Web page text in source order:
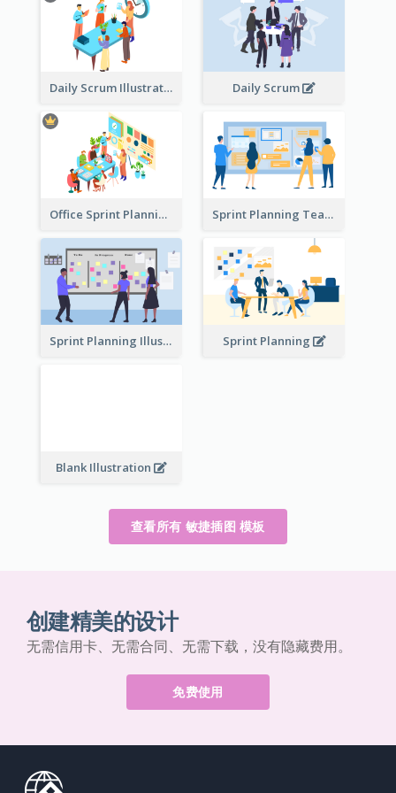
Daily Scrum Illustration Daily Scrum
Office Sprint Planning Sprint Planning Team
Sprint Planning Illustration Sprint Planning
Blank Illustration
查看所有 敏捷插图 模板
创建精美的设计
无需信用卡、无需合同、无需下载，没有隐藏费用。
免费使用